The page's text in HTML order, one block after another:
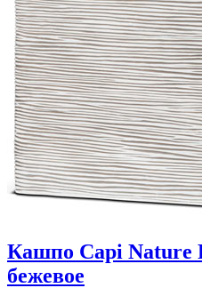
Кашпо Capi Nature
бежевое